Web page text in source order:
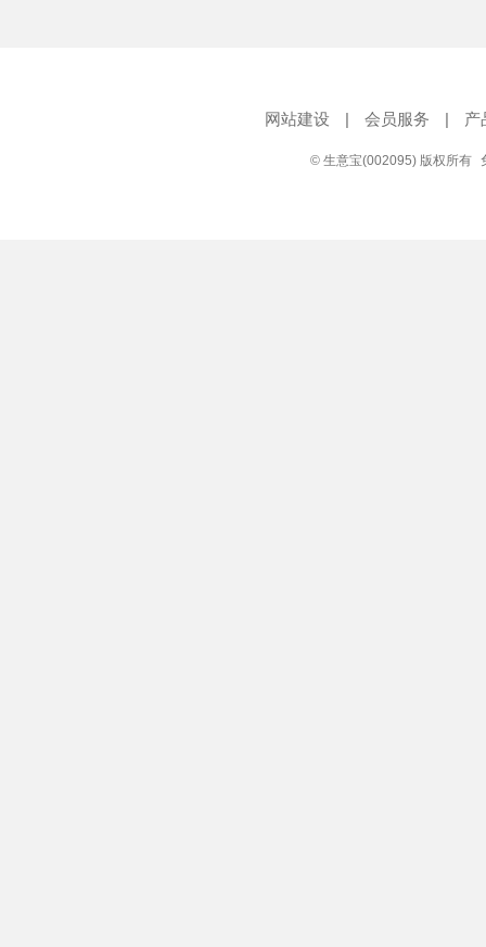
网站建设 | 会员服务 | 产
© 生意宝(002095) 版权所有